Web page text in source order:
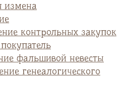
измена
контрольных закупок
фальшивой невесты
генеалогического